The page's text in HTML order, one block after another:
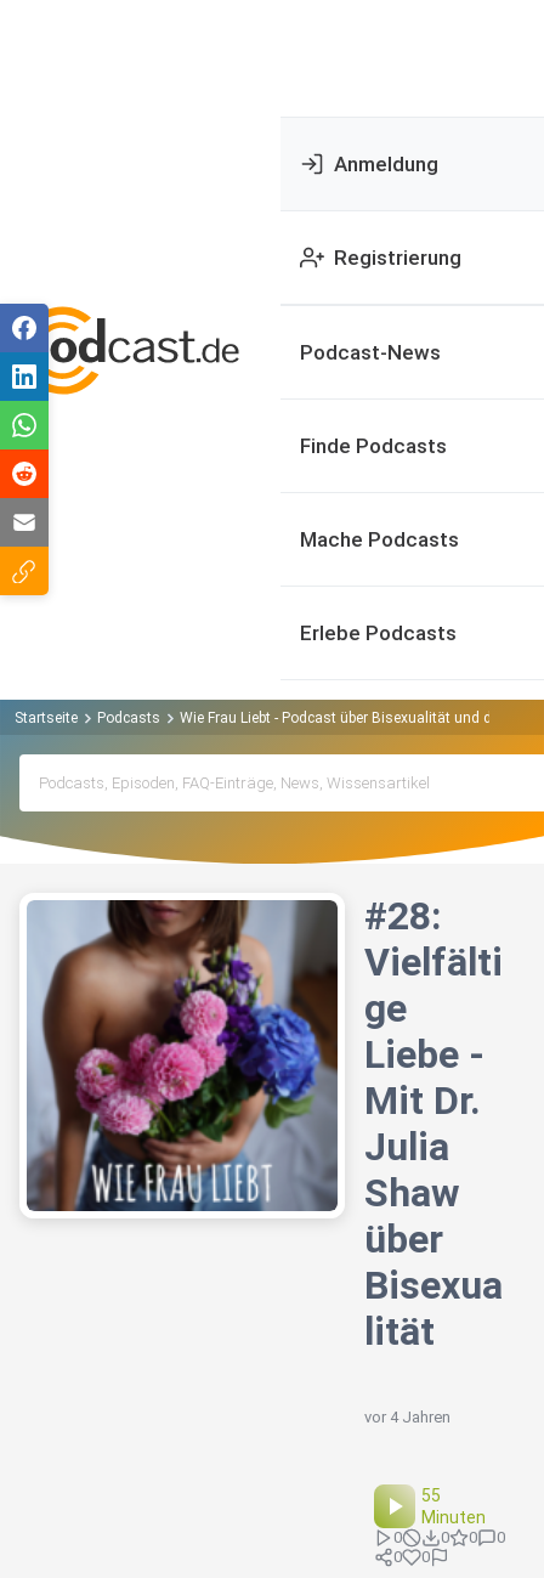
Anmeldung
Registrierung
Podcast-News
Finde Podcasts
Mache Podcasts
Erlebe Podcasts
Startseite Podcasts Wie Frau Liebt - Podcast über Bisexualität und die
#28:
Vielfälti
ge
Liebe -
Mit Dr.
Julia
Shaw
über
Bisexua
lität
vor 4 Jahren
55
Minuten
0 0 0
0
0
0